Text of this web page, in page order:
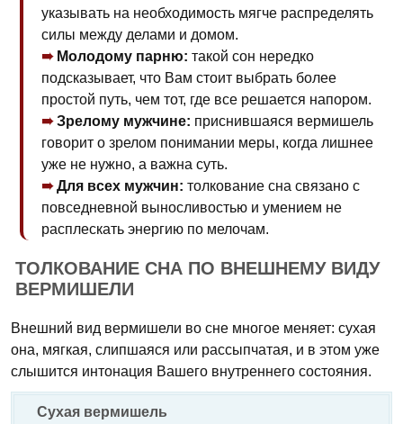
указывать на необходимость мягче распределять
силы между делами и домом.
Молодому парню: такой сон нередко
подсказывает, что Вам стоит выбрать более
простой путь, чем тот, где все решается напором.
Зрелому мужчине: приснившаяся вермишель
говорит о зрелом понимании меры, когда лишнее
уже не нужно, а важна суть.
Для всех мужчин: толкование сна связано с
повседневной выносливостью и умением не
расплескать энергию по мелочам.
ТОЛКОВАНИЕ СНА ПО ВНЕШНЕМУ ВИДУ
ВЕРМИШЕЛИ
Внешний вид вермишели во сне многое меняет: сухая
она, мягкая, слипшаяся или рассыпчатая, и в этом уже
слышится интонация Вашего внутреннего состояния.
Сухая вермишель